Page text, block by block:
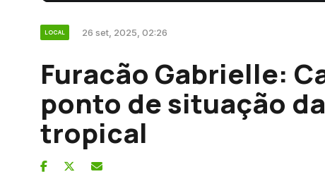
LOCAL 26 set, 2025, 02:26
Furacão Gabrielle:
ponto de situação
tropical